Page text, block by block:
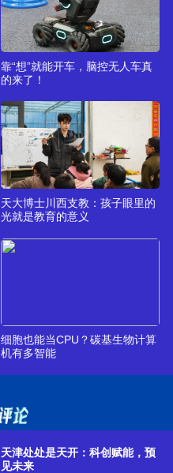
靠“想”就能开车，脑控无人车真
的来了！
天大博士川西支教：孩子眼里的
光就是教育的意义
细胞也能当CPU？碳基生物计算
机有多智能
天津处处是天开：科创赋能，预
见未来